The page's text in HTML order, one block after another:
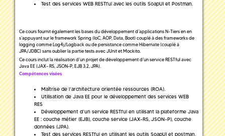
Test des services WEB RESTful avec les outils SoapUI et Postman.
Ce cours fournit également les bases du développement d’applications N-Tiers en en
s’appuyant sur le framework Spring (IoC, AOP, Data, Boot) couplé à des frameworks de
logging comme Log4j/Logback ou de persistance comme Hibernate (couplé à
JPA/JDBC) sans oublier la partie tests avec JUnit et Mockito.
Ce cours inclut la réalisation d’un projet de développement d’un service RESTful avec
Java EE (JAX- RS, JSON-P, EJB 3.2, JPA).
Compétences visées
Maîtrise de l’architecture orientée ressources (ROA).
Utilisation de Java EE pour le développement des services WEB
RES
Développement d’un service RESTful en utilisant la plateforme Java
EE : couche métier (EJB), couche service (JAX-RS, JSON-P), couche
données (JPA).
Test des services RESTful en utilisant les outils SoapUI et postman.